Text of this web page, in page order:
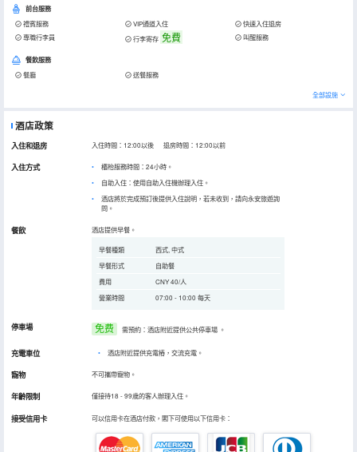
前台服務
禮賓服務 VIP通道入住
快速入住退房
專職行李員
行李寄存 免費 叫醒服務
餐飲服務
餐廳 送餐服務
全部設施
酒店政策
入住和退房 入住時間：12:00以後 退房時間：12:00以前
入住方式
櫃枱服務時間：24小時。
自助入住：使用自助入住機辦理入住。
酒店將於完成預訂後提供入住說明，若未收到，請向永安旅遊詢
問。
餐飲 酒店提供早餐。
早餐種類
西式, 中式
早餐形式
自助餐
費用
CNY 40/人
營業時間
07:00 - 10:00 每天
停車場 免费 需預約：酒店附近提供公共停車場 。
充電車位 • 酒店附近提供充電樁，交流充電。
寵物 不可攜帶寵物。
年齡限制 僅接待18 - 99歲的客人辦理入住。
接受信用卡 可以信用卡在酒店付款，閣下可使用以下信用卡：